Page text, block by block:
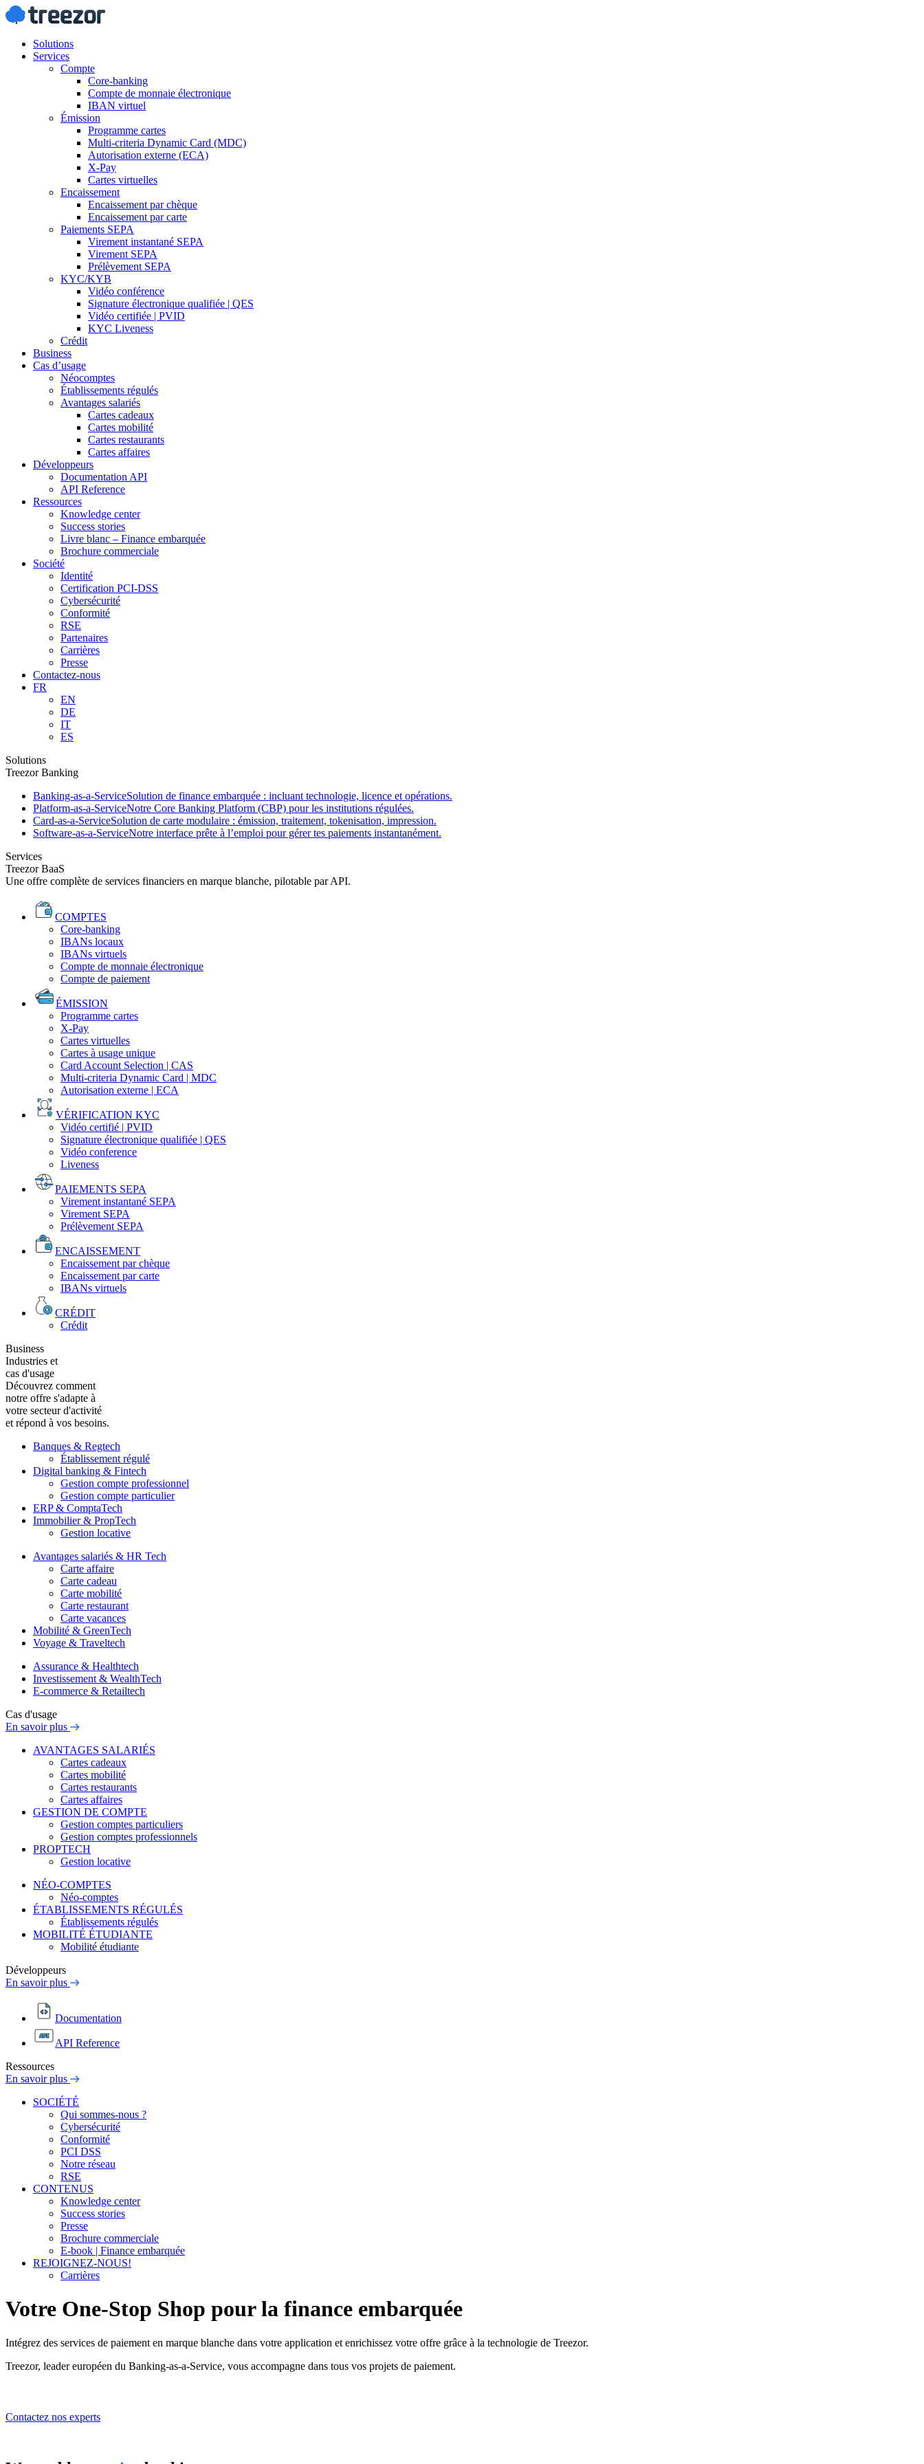
Solutions
Services
Compte
Core-banking
Compte de monnaie électronique
IBAN virtuel
Émission
Programme cartes
Multi-criteria Dynamic Card (MDC)
Autorisation externe (ECA)
X-Pay
Cartes virtuelles
Encaissement
Encaissement par chèque
Encaissement par carte
Paiements SEPA
Virement instantané SEPA
Virement SEPA
Prélèvement SEPA
KYC/KYB
Vidéo conférence
Signature électronique qualifiée | QES
Vidéo certifiée | PVID
KYC Liveness
Crédit
Business
Cas d’usage
Néocomptes
Établissements régulés
Avantages salariés
Cartes cadeaux
Cartes mobilité
Cartes restaurants
Cartes affaires
Développeurs
Documentation API
API Reference
Ressources
Knowledge center
Success stories
Livre blanc – Finance embarquée
Brochure commerciale
Société
Identité
Certification PCI-DSS
Cybersécurité
Conformité
RSE
Partenaires
Carrières
Presse
Contactez-nous
FR
EN
DE
IT
ES
Solutions
Treezor Banking
Banking-as-a-ServiceSolution de finance embarquée : incluant technologie, licence et opérations.
Platform-as-a-ServiceNotre Core Banking Platform (CBP) pour les institutions régulées.
Card-as-a-ServiceSolution de carte modulaire : émission, traitement, tokenisation, impression.
Software-as-a-ServiceNotre interface prête à l’emploi pour gérer tes paiements instantanément.
Services
Treezor BaaS
Une offre complète de services financiers en marque blanche, pilotable par API.
COMPTES
Core-banking
IBANs locaux
IBANs virtuels
Compte de monnaie électronique
Compte de paiement
ÉMISSION
Programme cartes
X-Pay
Cartes virtuelles
Cartes à usage unique
Card Account Selection | CAS
Multi-criteria Dynamic Card | MDC
Autorisation externe | ECA
VÉRIFICATION KYC
Vidéo certifié | PVID
Signature électronique qualifiée | QES
Vidéo conference
Liveness
PAIEMENTS SEPA
Virement instantané SEPA
Virement SEPA
Prélèvement SEPA
ENCAISSEMENT
Encaissement par chèque
Encaissement par carte
IBANs virtuels
CRÉDIT
Crédit
Business
Industries et
cas d'usage
Découvrez comment
notre offre s'adapte à
votre secteur d'activité
et répond à vos besoins.
Banques & Regtech
Établissement régulé
Digital banking & Fintech
Gestion compte professionnel
Gestion compte particulier
ERP & ComptaTech
Immobilier & PropTech
Gestion locative
Avantages salariés & HR Tech
Carte affaire
Carte cadeau
Carte mobilité
Carte restaurant
Carte vacances
Mobilité & GreenTech
Voyage & Traveltech
Assurance & Healthtech
Investissement & WealthTech
E-commerce & Retailtech
Cas d'usage
En savoir plus
AVANTAGES SALARIÉS
Cartes cadeaux
Cartes mobilité
Cartes restaurants
Cartes affaires
GESTION DE COMPTE
Gestion comptes particuliers
Gestion comptes professionnels
PROPTECH
Gestion locative
NÉO-COMPTES
Néo-comptes
ÉTABLISSEMENTS RÉGULÉS
Établissements régulés
MOBILITÉ ÉTUDIANTE
Mobilité étudiante
Développeurs
En savoir plus
Documentation
API Reference
Ressources
En savoir plus
SOCIÉTÉ
Qui sommes-nous ?
Cybersécurité
Conformité
PCI DSS
Notre réseau
RSE
CONTENUS
Knowledge center
Success stories
Presse
Brochure commerciale
E-book | Finance embarquée
REJOIGNEZ-NOUS!
Carrières
Votre One-Stop Shop pour la finance embarquée
Intégrez des services de paiement en marque blanche dans votre application et enrichissez votre offre grâce à la technologie de Treezor.
Treezor, leader européen du Banking-as-a-Service, vous accompagne dans tous vos projets de paiement.
Contactez nos experts